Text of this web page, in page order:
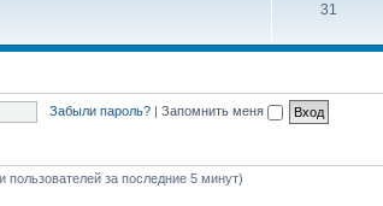
31
Забыли пароль? | Запомнить меня
пользователей за последние 5 минут)